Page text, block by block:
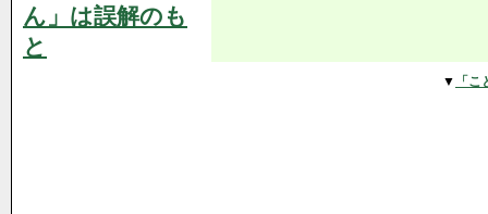
ん」は誤解のも
と
▼ 「